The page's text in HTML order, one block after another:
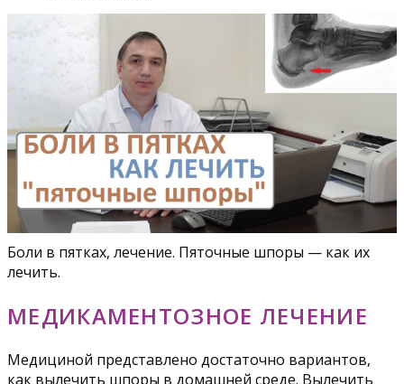
Боли в пятках, лечение. Пяточные шпоры — как их
лечить.
МЕДИКАМЕНТОЗНОЕ ЛЕЧЕНИЕ
Медициной представлено достаточно вариантов,
как вылечить шпоры в домашней среде. Вылечить